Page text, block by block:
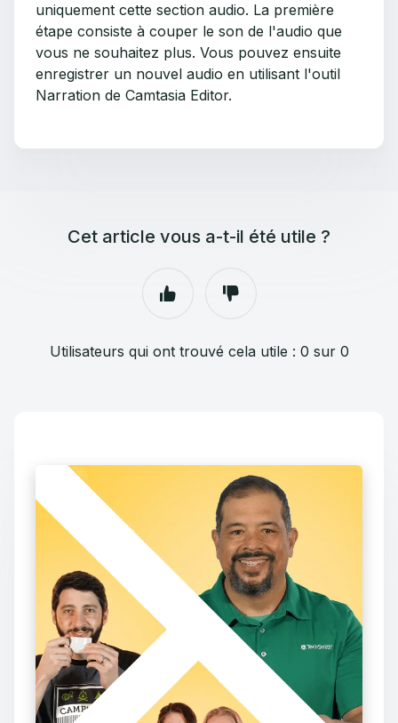
uniquement cette section audio. La première
étape consiste à couper le son de l'audio que
vous ne souhaitez plus. Vous pouvez ensuite
enregistrer un nouvel audio en utilisant l'outil
Narration de Camtasia Editor.
Cet article vous a-t-il été utile ?
Utilisateurs qui ont trouvé cela utile : 0 sur 0